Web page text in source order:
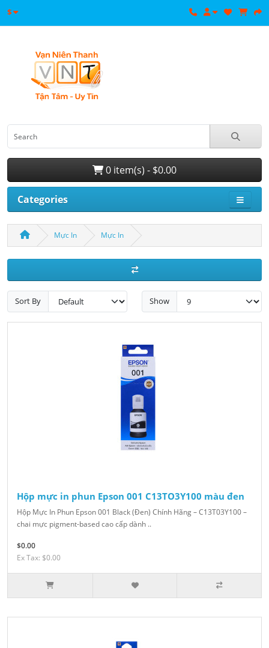
$
0 item(s) - $0.00
Categories
Mực In Mực In
Sort By Show
Hộp mực in phun Epson 001 C13TO3Y100 màu đen
Hộp Mực In Phun Epson 001 Black (Đen) Chính Hãng – C13T03Y100 –
chai mực pigment-based cao cấp dành ..
$0.00
Ex Tax: $0.00